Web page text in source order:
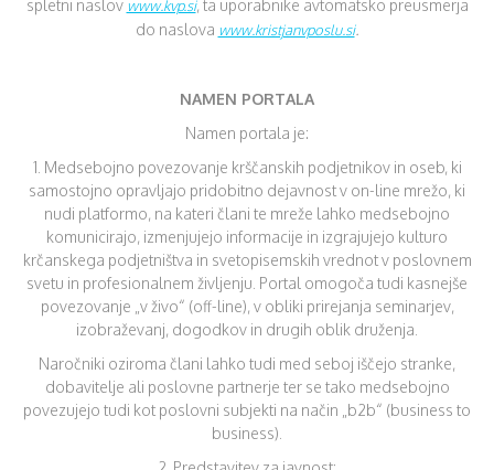
spletni naslov www.kvp.si, ta uporabnike avtomatsko preusmerja
do naslova www.kristjanvposlu.si.
NAMEN PORTALA
Namen portala je:
1. Medsebojno povezovanje krščanskih podjetnikov in oseb, ki
samostojno opravljajo pridobitno dejavnost v on-line mrežo, ki
nudi platformo, na kateri člani te mreže lahko medsebojno
komunicirajo, izmenjujejo informacije in izgrajujejo kulturo
krčanskega podjetništva in svetopisemskih vrednot v poslovnem
svetu in profesionalnem življenju. Portal omogoča tudi kasnejše
povezovanje „v živo“ (off-line), v obliki prirejanja seminarjev,
izobraževanj, dogodkov in drugih oblik druženja.
Naročniki oziroma člani lahko tudi med seboj iščejo stranke,
dobavitelje ali poslovne partnerje ter se tako medsebojno
povezujejo tudi kot poslovni subjekti na način „b2b“ (business to
business).